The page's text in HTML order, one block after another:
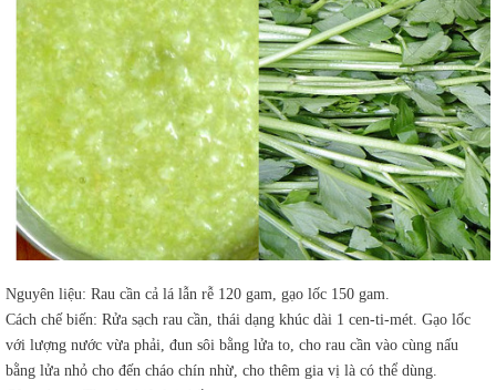
Nguyên liệu: Rau cần cả lá lẫn rễ 120 gam, gạo lốc 150 gam.
Cách chế biến: Rửa sạch rau cần, thái dạng khúc dài 1 cen-ti-mét. Gạo lốc
với lượng nước vừa phải, đun sôi bằng lửa to, cho rau cần vào cùng nấu
bằng lửa nhỏ cho đến cháo chín nhừ, cho thêm gia vị là có thể dùng.